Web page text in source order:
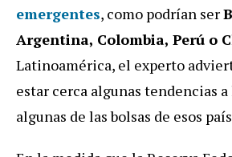
emergentes, como podrían ser
Argentina, Colombia, Perú o
Latinoamérica, el experto
estar cerca algunas tendencias
algunas de las bolsas de esos